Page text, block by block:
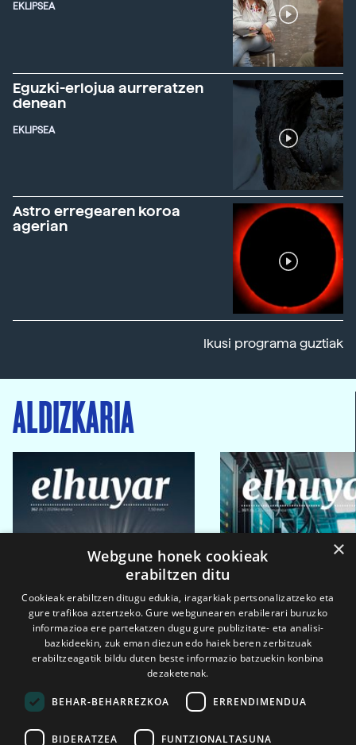
EKLIPSEA
Eguzki-erlojua aurreratzen
denean
EKLIPSEA
Astro erregearen koroa
agerian
Ikusi programa guztiak
ALDIZKARIA
×
Webgune honek cookieak
erabiltzen ditu
Cookieak erabiltzen ditugu edukia, iragarkiak pertsonalizatzeko eta
gure trafikoa aztertzeko. Gure webgunearen erabilerari buruzko
informazioa ere partekatzen dugu gure publizitate- eta analisi-
bazkideekin, zuk eman diezun edo haiek beren zerbitzuak
erabiltzeagatik bildu duten beste informazio batzuekin konbina
dezaketenak.
BEHAR-BEHARREZKOA ERRENDIMENDUA
BIDERATZEA FUNTZIONALTASUNA